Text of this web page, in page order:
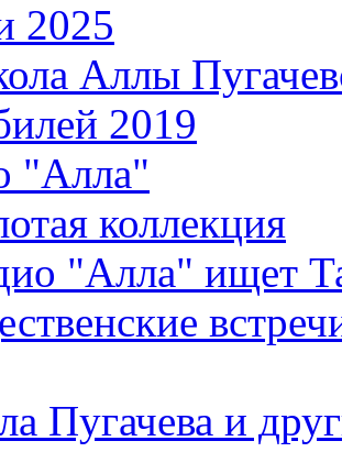
2025
Аллы
2019
"Алла"
коллекция
"Алла" ищет
Пугачева и